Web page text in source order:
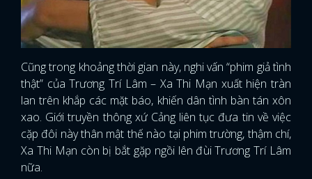
Cũng trong khoảng thời gian này, nghi vấn “phim giả tình
thật” của Trương Trí Lâm – Xa Thi Mạn xuất hiện tràn
lan trên khắp các mặt báo, khiến dân tình bàn tán xôn
xao. Giới truyền thông xứ Cảng liên tục đưa tin về việc
cặp đôi này thân mật thế nào tại phim trường, thậm chí,
Xa Thi Mạn còn bị bắt gặp ngồi lên đùi Trương Trí Lâm
nữa.